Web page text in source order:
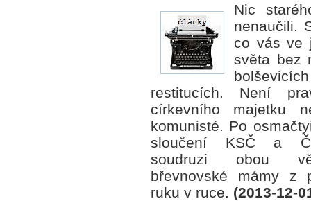
Nic
nenaučili.
co vás ve
světa bez
restitucích. Není
církevního majetku
komunisté. Po
sloučení KSČ a
soudruzi obou
břevnovské mámy z
ruku v ruce. (2013-12-